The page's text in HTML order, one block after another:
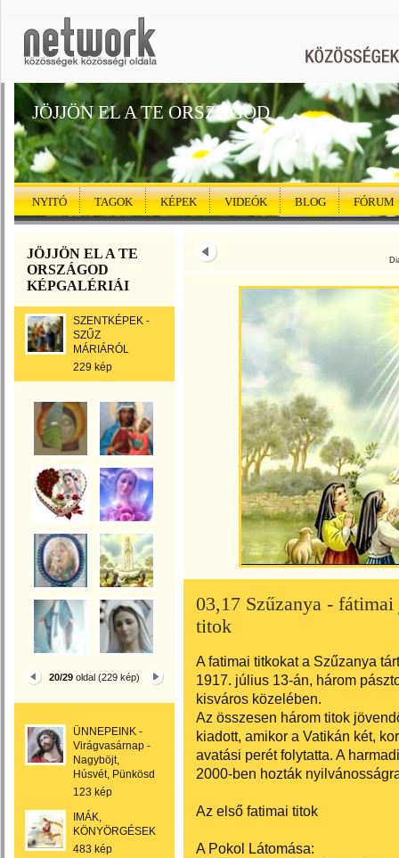
JÖJJÖN EL A TE ORSZÁGOD
NYITÓ TAGOK KÉPEK VIDEÓK BLOG FÓRUM
JÖJJÖN EL A TE
ORSZÁGOD
KÉPGALÉRIÁI
SZENTKÉPEK -
SZŰZ
MÁRIÁRÓL
229 kép
20/29 oldal (229 kép)
ÜNNEPEINK -
Virágvasárnap -
Nagyböjt,
Húsvét, Pünkösd
123 kép
IMÁK,
KÖNYÖRGÉSEK
483 kép
03,17 Szűzanya -
titok
A fatimai titkokat a Szűzanya
1917. július 13-án, három
kisváros közelében.
Az összesen három titok
kiadott, amikor a Vatikán két,
avatási perét folytatta. A
2000-ben hozták
Az első fatimai titok
A Pokol Látomása: